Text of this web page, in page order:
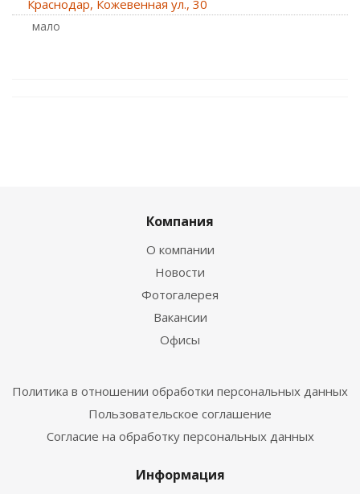
Краснодар, Кожевенная ул., 30
Мало
Компания
О компании
Новости
Фотогалерея
Вакансии
Офисы
Политика в отношении обработки персональных данных
Пользовательское соглашение
Согласие на обработку персональных данных
Информация